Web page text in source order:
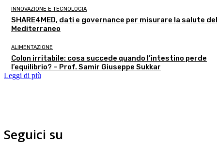
INNOVAZIONE E TECNOLOGIA
SHARE4MED, dati e governance per misurare la salute del
Mediterraneo
ALIMENTAZIONE
Colon irritabile: cosa succede quando l’intestino perde
l’equilibrio? – Prof. Samir Giuseppe Sukkar
Leggi di più
Seguici su